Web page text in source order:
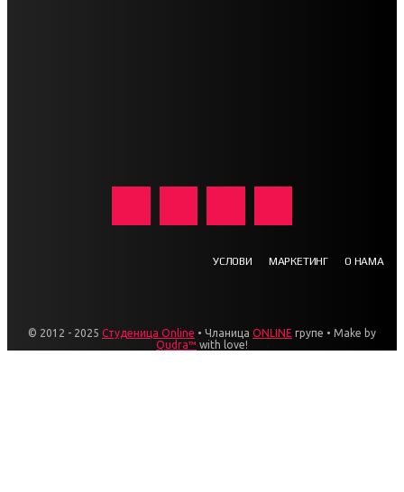
УСЛОВИ МАРКЕТИНГ О НАМА
© 2012 - 2025 Студеница Online • Чланица ONLINE групе • Make by
Qudra™ with love!